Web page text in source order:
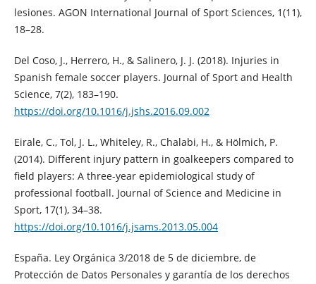
lesiones. AGON International Journal of Sport Sciences, 1(11),
18–28.
Del Coso, J., Herrero, H., & Salinero, J. J. (2018). Injuries in
Spanish female soccer players. Journal of Sport and Health
Science, 7(2), 183–190.
https://doi.org/10.1016/j.jshs.2016.09.002
Eirale, C., Tol, J. L., Whiteley, R., Chalabi, H., & Hölmich, P.
(2014). Different injury pattern in goalkeepers compared to
field players: A three-year epidemiological study of
professional football. Journal of Science and Medicine in
Sport, 17(1), 34–38.
https://doi.org/10.1016/j.jsams.2013.05.004
España. Ley Orgánica 3/2018 de 5 de diciembre, de
Protección de Datos Personales y garantía de los derechos